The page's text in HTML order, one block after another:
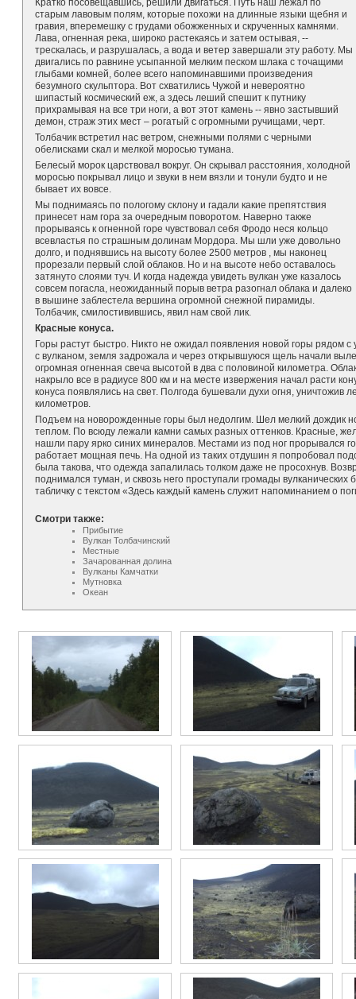
Кратко посовещавшись, решили двигаться. Путь наш лежал по
старым лавовым полям, которые похожи на длинные языки щебня и
гравия, вперемешку с грудами обожженных и скрученных камнями.
Лава, огненная река, широко растекаясь и затем остывая, --
трескалась, и разрушалась, а вода и ветер завершали эту работу. Мы
двигались по равнине усыпанной мелким песком шлака с точащими
глыбами комней, более всего напоминавшими произведения
безумного скульптора. Вот схватились Чужой и невероятно
шипастый космический еж, а здесь леший спешит к путнику
прихрамывая на все три ноги, а вот этот камень -- явно застывший
демон, страж этих мест – рогатый с огромными ручищами, черт.
Толбачик встретил нас ветром, снежными полями с черными
обелисками скал и мелкой моросью тумана.
Белесый морок царствовал вокруг. Он скрывал расстояния, холодной
моросью покрывал лицо и звуки в нем вязли и тонули будто и не
бывает их вовсе.
Мы поднимаясь по пологому склону и гадали какие препятствия
принесет нам гора за очередным поворотом. Наверно также
прорываясь к огненной горе чувствовал себя Фродо неся кольцо
всевластья по страшным долинам Мордора. Мы шли уже довольно
долго, и поднявшись на высоту более 2500 метров , мы наконец
прорезали первый слой облаков. Но и на высоте небо оставалось
затянуто слоями туч. И когда надежда увидеть вулкан уже казалось
совсем погасла, неожиданный порыв ветра разогнал облака и далеко
в вышине заблестела вершина огромной снежной пирамиды.
Толбачик, смилостивившись, явил нам свой лик.
Красные конуса.
Горы растут быстро. Никто не ожидал появления новой горы рядом
с вулканом, земля задрожала и через открывшуюся щель начали
огромная огненная свеча высотой в два с половиной километра.
накрыло все в радиусе 800 км и на месте извержения начал расти
конуса появлялись на свет. Полгода бушевали духи огня, уничтожив
километров.
Подъем на новорожденные горы был недолгим. Шел мелкий дождик
теплом. По всюду лежали камни самых разных оттенков. Красные,
нашли пару ярко синих минералов. Местами из под ног прорывался
работает мощная печь. На одной из таких отдушин я попробовал
была такова, что одежда запалилась толком даже не просохнув.
поднимался туман, и сквозь него проступали громады
табличку с текстом «Здесь каждый камень служит напоминанием о
Смотри также:
Прибытие
Вулкан Толбачинский
Местные
Зачарованная долина
Вулканы Камчатки
Мутновка
Океан